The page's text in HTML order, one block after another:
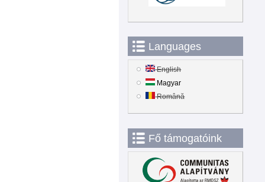
Languages
English
Magyar
Română
Fő támogatóink